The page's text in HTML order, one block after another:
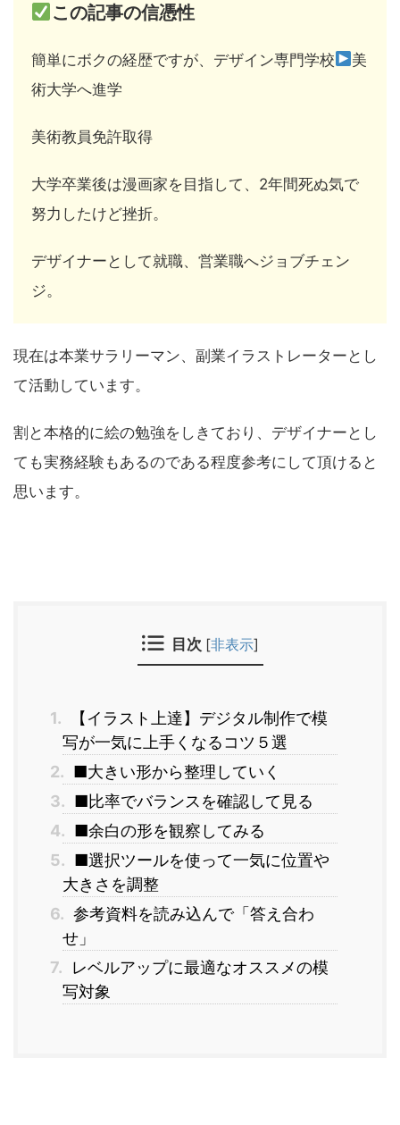
この記事の信憑性
簡単にボクの経歴ですが、デザイン専門学校
美
術大学へ進学
美術教員免許取得
大学卒業後は漫画家を目指して、2年間死ぬ気で
努力したけど挫折。
デザイナーとして就職、営業職へジョブチェン
ジ。
現在は本業サラリーマン、副業イラストレーターとし
て活動しています。
割と本格的に絵の勉強をしきており、デザイナーとし
ても実務経験もあるのである程度参考にして頂けると
思います。
目次 [非表示]
1.
【イラスト上達】デジタル制作で模
写が一気に上手くなるコツ５選
2. ■大きい形から整理していく
3. ■比率でバランスを確認して見る
4. ■余白の形を観察してみる
5. ■選択ツールを使って一気に位置や
大きさを調整
6. 参考資料を読み込んで「答え合わ
せ」
7.
レベルアップに最適なオススメの模
写対象